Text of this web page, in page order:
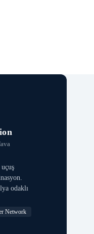
odaklı
Network